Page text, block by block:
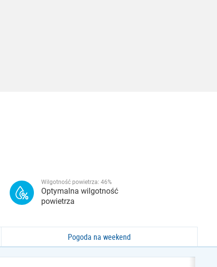
Wilgotność powietrza: 46%
Optymalna wilgotność
powietrza
Pogoda na weekend